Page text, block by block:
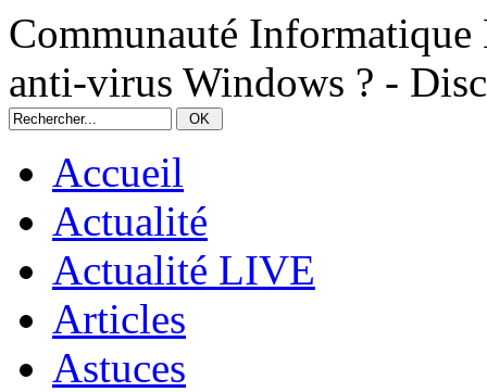
Communauté
anti-virus Windows ? -
Accueil
Actualité
Actualité LIVE
Articles
Astuces